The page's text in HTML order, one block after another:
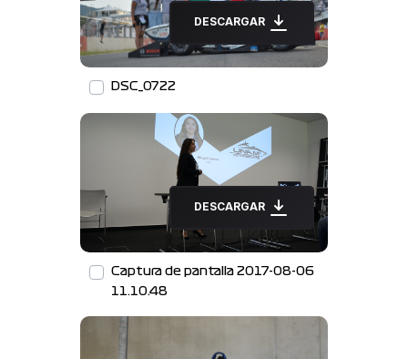
DESCARGAR
DSC_0722
DESCARGAR
Captura de pantalla 2017-08-06
11.10.48